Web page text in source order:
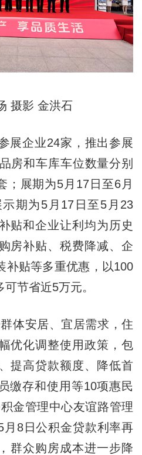
摄影 金洪石
企业24家，推出参展
房和车库车位数量分别
；展期为5月17日至6月
期为5月17日至5月23
贴和企业让利均为历史
房补贴、税费降减、企
补贴等多重优惠，以100
节省近5万元。
安居、宜居需求，住
优化调整使用政策，包
提高贷款额度、降低首
缴存和使用等10项惠民
金管理中心友谊路管理
8日公积金贷款利率再
群众购房成本进一步降